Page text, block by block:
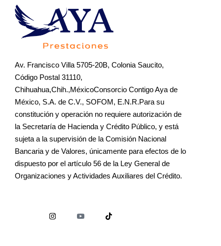
Av. Francisco Villa 5705-20B, Colonia Saucito,
Código Postal 31110,
Chihuahua,Chih.,MéxicoConsorcio Contigo Aya de
México, S.A. de C.V., SOFOM, E.N.R.Para su
constitución y operación no requiere autorización de
la Secretaría de Hacienda y Crédito Público, y está
sujeta a la supervisión de la Comisión Nacional
Bancaria y de Valores, únicamente para efectos de lo
dispuesto por el artículo 56 de la Ley General de
Organizaciones y Actividades Auxiliares del Crédito.